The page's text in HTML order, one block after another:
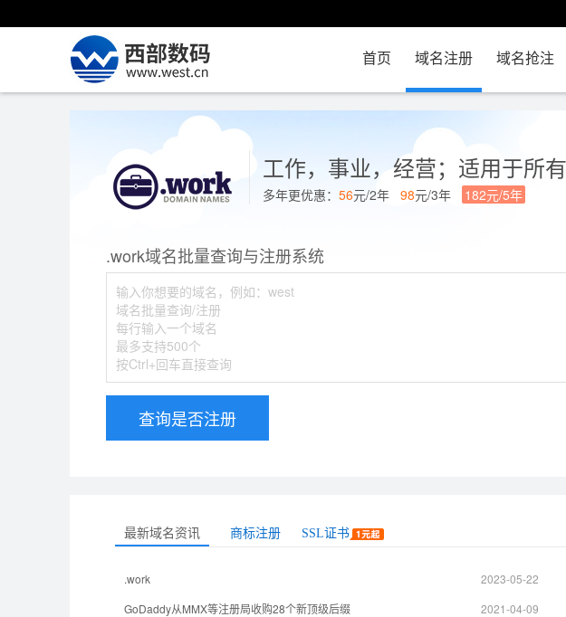
首页 域名注册 域名抢注
工作，事业，经营；适用于所
多年更优惠： 56元/2年 98元/3年 182元/5年
.work域名批量查询与注册系统
查询是否注册
最新域名资讯 商标注册 SSL证书
.work
2023-05-22
GoDaddy从MMX等注册局收购28个新顶级后缀
2021-04-09